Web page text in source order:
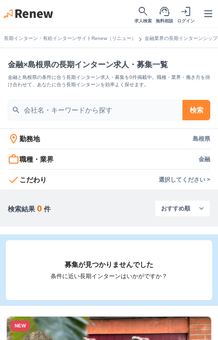
search
求人検索
support_agent
無料相談
login
ログイン
長期インターン・有給インターンサイトRenew（リニュー） chevron_right 金融業界の長期インターンシップ
金融×島根県の長期インターン求人・募集一覧
金融と島根県の条件に合う長期インターン求人・募集を0件掲載中。職種・業界・働き方を掛
け合わせて、あなたに合う長期インターンを効率よく探せます。
search 検索
location_on 勤務地 島根県
work_outline職種・業界 金融
check こだわり 選択してください >
検索結果 0 件
募集が見つかりませんでした
条件に近い長期インターンはいかがですか？
NEW